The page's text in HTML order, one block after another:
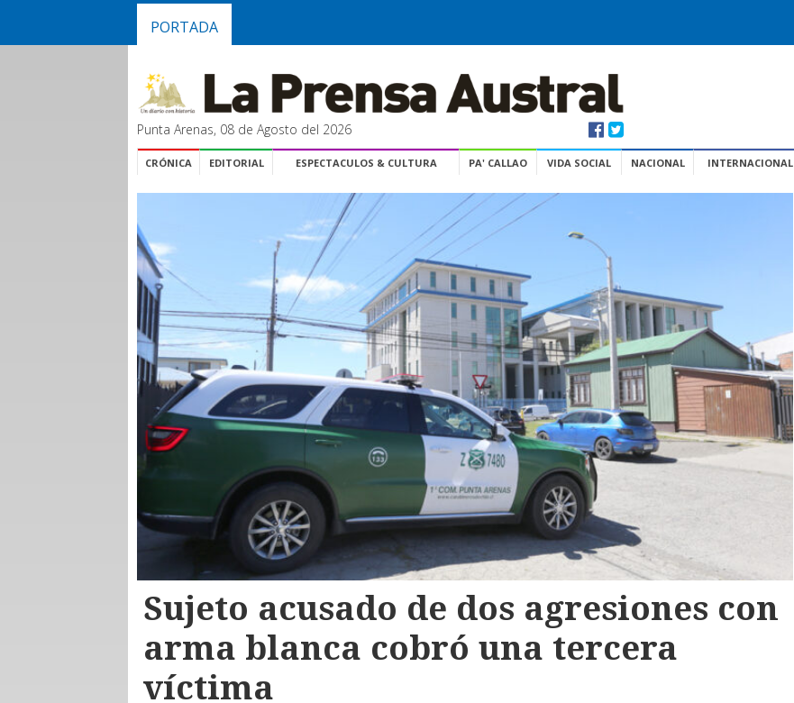
PORTADA
Punta Arenas, 08 de Agosto del 2026
CRÓNICA EDITORIAL ESPECTACULOS & CULTURA PA' CALLAO VIDA SOCIAL NACIONAL INTERNACIONAL
Sujeto acusado de dos agresiones con
arma blanca cobró una tercera
víctima